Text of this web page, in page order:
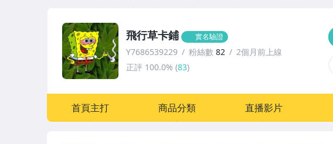
飛行草卡鋪 實名驗證
Y7686539229 粉絲數 82
2個月前上線
正評 100.0% (83)
首頁主打 商品分類 直播影片